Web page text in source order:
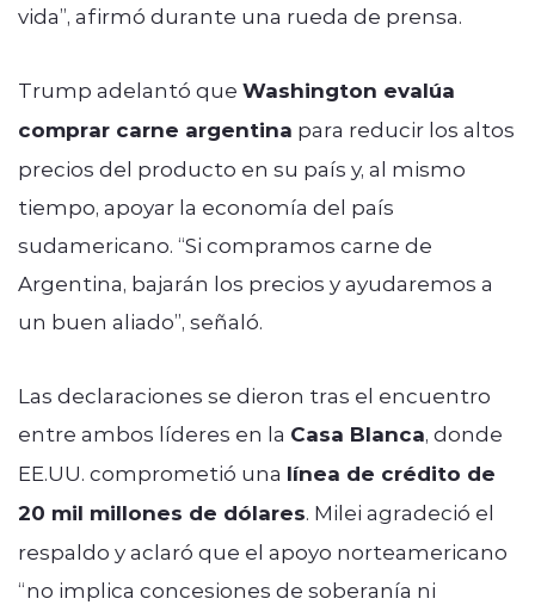
vida”, afirmó durante una rueda de prensa.
Trump adelantó que Washington evalúa
comprar carne argentina para reducir los altos
precios del producto en su país y, al mismo
tiempo, apoyar la economía del país
sudamericano. “Si compramos carne de
Argentina, bajarán los precios y ayudaremos a
un buen aliado”, señaló.
Las declaraciones se dieron tras el encuentro
entre ambos líderes en la Casa Blanca, donde
EE.UU. comprometió una línea de crédito de
20 mil millones de dólares. Milei agradeció el
respaldo y aclaró que el apoyo norteamericano
“no implica concesiones de soberanía ni